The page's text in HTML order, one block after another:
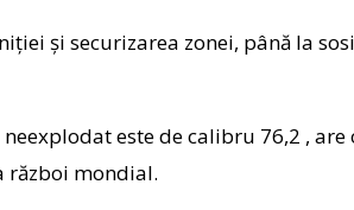
și securizarea zonei, până la
este de calibru 76,2 ,
război mondial.